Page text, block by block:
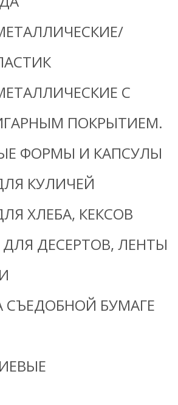
С
ПОКРЫТИЕМ.
ФОРМЫ И КАПСУЛЫ
КУЛИЧЕЙ
ХЛЕБА, КЕКСОВ
ДЕСЕРТОВ, ЛЕНТЫ
СЪЕДОБНОЙ БУМАГЕ